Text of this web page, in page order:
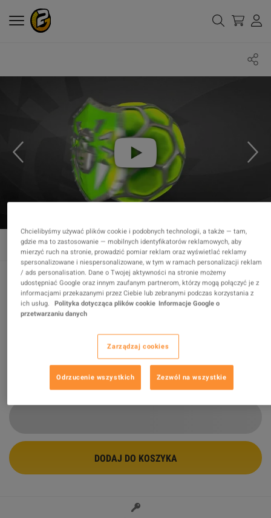
Dr.Web Security Space Key (1 Year / 1
Mobile Android Device)
Sprzedawca SA.IT
ocen z 5154 znakomitych
$7.23
DODAJ DO KOSZYKA
Chcielibyśmy używać plików cookie i podobnych technologii, a także — tam,
gdzie ma to zastosowanie — mobilnych identyfikatorów reklamowych, aby
mierzyć ruch na stronie, prowadzić pomiar reklam oraz wyświetlać reklamy
spersonalizowane i niespersonalizowane, w tym w ramach personalizacji reklam
/ ads personalisation. Dane o Twojej aktywności na stronie możemy
udostępniać Google oraz innym zaufanym partnerom, którzy mogą połączyć je z
informacjami przekazanymi przez Ciebie lub zebranymi podczas korzystania z
ich usług.
Polityka dotycząca plików cookie Informacje Google o
przetwarzaniu danych
Zarządzaj cookies
Odrzucenie wszystkich Zezwól na wszystkie